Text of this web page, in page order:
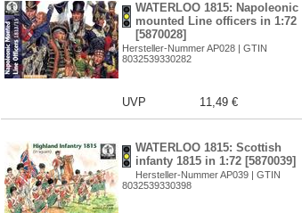
WATERLOO 1815: Napoleonic
mounted Line officers in 1:72
[5870028]
Hersteller-Nummer AP028 | GTIN
8032539330282
UVP 11,49 €
WATERLOO 1815: Scottish
infanty 1815 in 1:72 [5870039]
Hersteller-Nummer AP039 | GTIN
8032539330398